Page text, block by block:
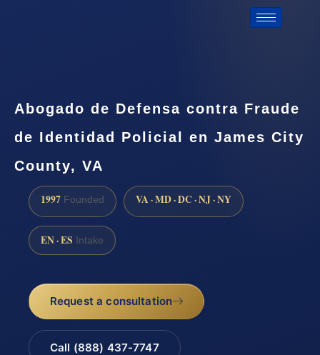
Abogado de Defensa contra Fraude
de Identidad Policial en James City
County, VA
1997 Founded VA · MD · DC · NJ · NY
EN · ES Intake
Request a consultation
Call (888) 437-7747